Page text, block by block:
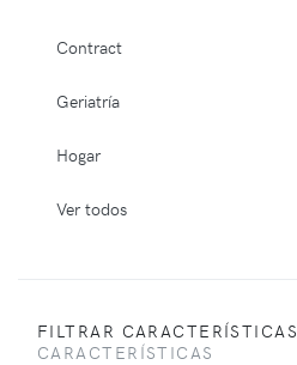
Contract
Geriatría
Hogar
Ver todos
FILTRAR CARACTERÍSTICAS
CARACTERÍSTICAS